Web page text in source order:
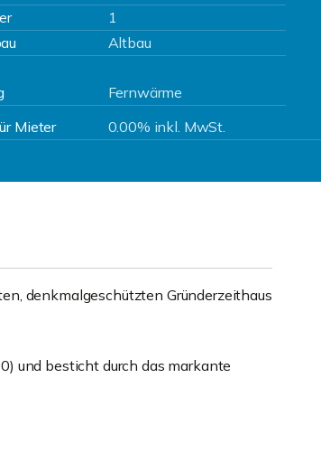
1
Altbau
Fernwärme
Mieter
0.00% inkl. MwSt.
denkmalgeschützten Gründerzeithaus
und besticht durch das markante